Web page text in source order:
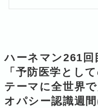
ハーネマン261回
「予防医学とし
テーマに全世界
オパシー認識週